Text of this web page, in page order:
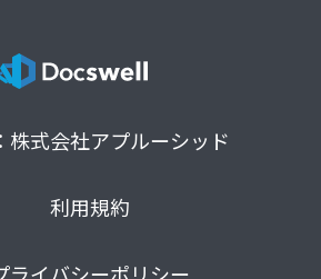
株式会社アプルーシッド
利用規約
ライバシーポリシー